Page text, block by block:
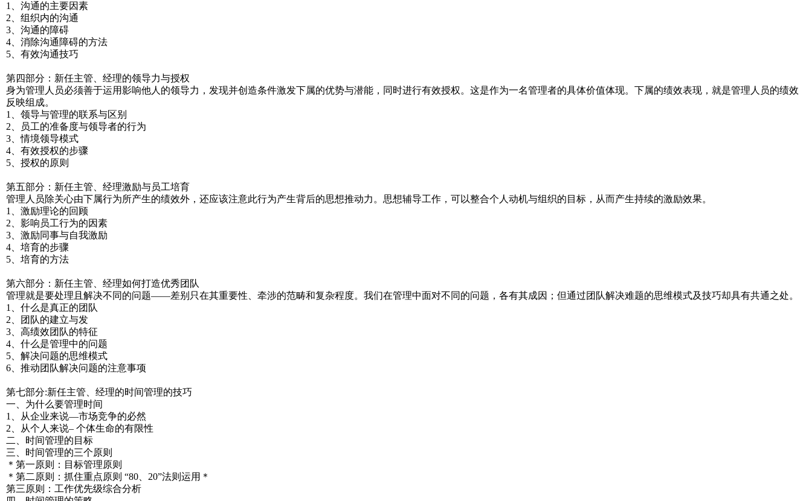
1、沟通的主要因素
2、组织内的沟通
3、沟通的障碍
4、消除沟通障碍的方法
5、有效沟通技巧
第四部分：新任主管、经理的领导力与授权
身为管理人员必须善于运用影响他人的领导力，发现并创造条件激发下属的优势与潜能，同时进行有效授权。这是作为一名管理者的具体价值体现。下属的绩效表现，就是管理人员的绩效
反映组成。
1、领导与管理的联系与区别
2、员工的准备度与领导者的行为
3、情境领导模式
4、有效授权的步骤
5、授权的原则
第五部分：新任主管、经理激励与员工培育
管理人员除关心由下属行为所产生的绩效外，还应该注意此行为产生背后的思想推动力。思想辅导工作，可以整合个人动机与组织的目标，从而产生持续的激励效果。
1、激励理论的回顾
2、影响员工行为的因素
3、激励同事与自我激励
4、培育的步骤
5、培育的方法
第六部分：新任主管、经理如何打造优秀团队
管理就是要处理且解决不同的问题——差别只在其重要性、牵涉的范畴和复杂程度。我们在管理中面对不同的问题，各有其成因；但通过团队解决难题的思维模式及技巧却具有共通之处。
1、什么是真正的团队
2、团队的建立与发
3、高绩效团队的特征
4、什么是管理中的问题
5、解决问题的思维模式
6、推动团队解决问题的注意事项
第七部分:新任主管、经理的时间管理的技巧
一、为什么要管理时间
1、从企业来说—市场竞争的必然
2、从个人来说– 个体生命的有限性
二、时间管理的目标
三、时间管理的三个原则
＊第一原则：目标管理原则
＊第二原则：抓住重点原则 “80、20”法则运用＊
第三原则：工作优先级综合分析